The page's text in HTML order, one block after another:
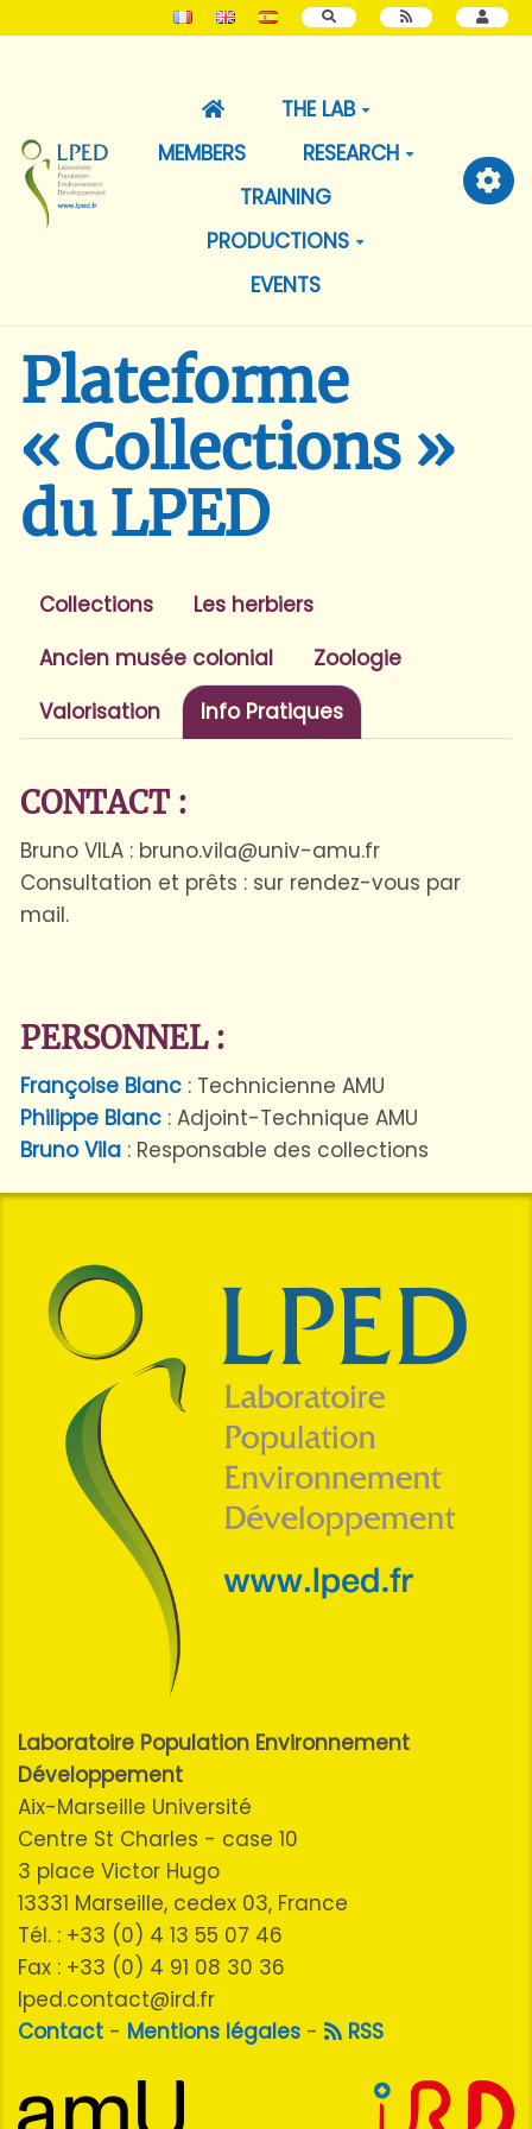
SEARCH
THE LAB
MEMBERS
RESEARCH
TRAINING
PRODUCTIONS
EVENTS
Plateforme
« Collections »
du LPED
Collections
Les herbiers
Ancien musée colonial
Zoologie
Valorisation
Info Pratiques
CONTACT :
Bruno VILA : bruno.vila@univ-amu.fr
Consultation et prêts : sur rendez-vous par
mail.
PERSONNEL :
Françoise Blanc : Technicienne AMU
Philippe Blanc : Adjoint-Technique AMU
Bruno Vila : Responsable des collections
Laboratoire Population Environnement
Développement
Aix-Marseille Université
Centre St Charles - case 10
3 place Victor Hugo
13331 Marseille, cedex 03, France
Tél. : +33 (0) 4 13 55 07 46
Fax : +33 (0) 4 91 08 30 36
lped.contact@ird.fr
Contact - Mentions légales - RSS